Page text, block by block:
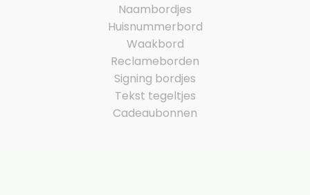
Naambordjes
Huisnummerbord
Waakbord
Reclameborden
Signing bordjes
Tekst tegeltjes
Cadeaubonnen